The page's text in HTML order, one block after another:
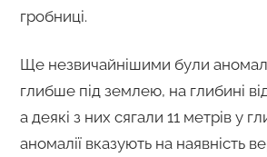
гробниці.
Ще незвичайнішими були
глибше під землею, на глибині
а деякі з них сягали 11 метрів у
аномалії вказують на наявність